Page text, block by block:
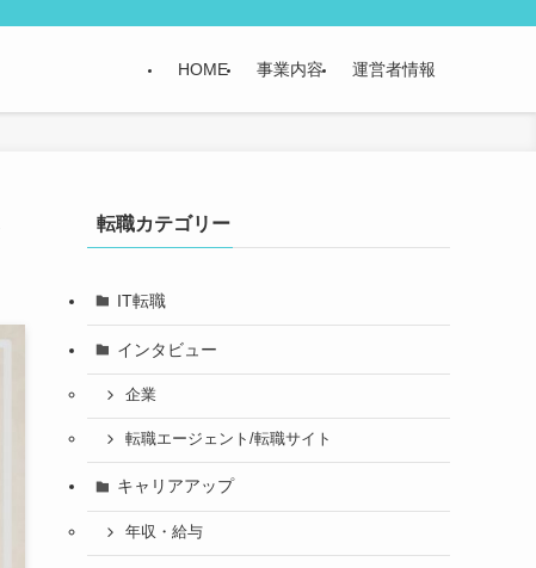
HOME 事業内容 運営者情報
転職カテゴリー
IT転職
インタビュー
企業
転職エージェント/転職サイト
キャリアアップ
年収・給与